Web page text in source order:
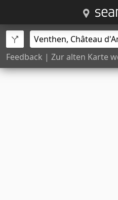
Feedback | Zur alten Karte